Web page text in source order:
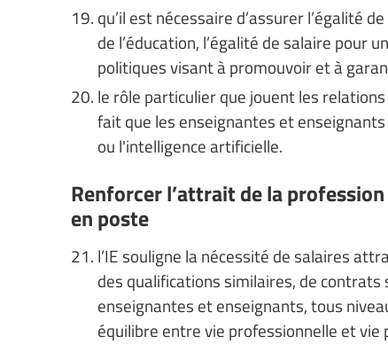
qu’il est nécessaire d’assurer l’égalité
de l’éducation, l’égalité de salaire pour
politiques visant à promouvoir et à
le rôle particulier que jouent les
fait que les enseignantes et
ou l'intelligence artificielle.
Renforcer l’attrait de la
en poste
l’IE souligne la nécessité de salaires
des qualifications similaires, de contrats
enseignantes et enseignants, tous
équilibre entre vie professionnelle et vie